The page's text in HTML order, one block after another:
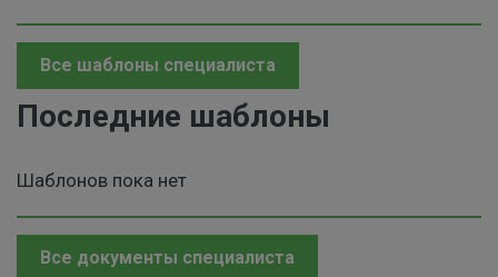
Все шаблоны специалиста
Последние шаблоны
Шаблонов пока нет
Все документы специалиста